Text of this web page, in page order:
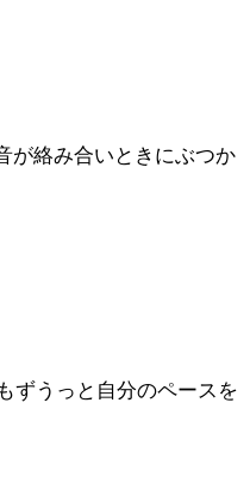
が絡み合いときにぶつか
ずうっと自分のペースを